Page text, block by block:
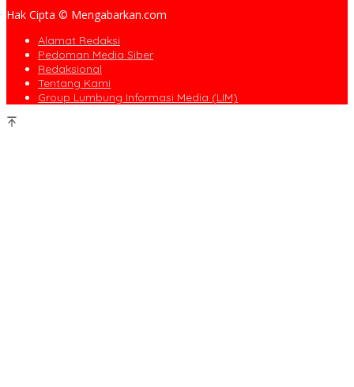
Hak Cipta © Mengabarkan.com
Alamat Redaksi
Pedoman Media Siber
Redaksional
Tentang Kami
Group Lumbung Informasi Media (LIM)